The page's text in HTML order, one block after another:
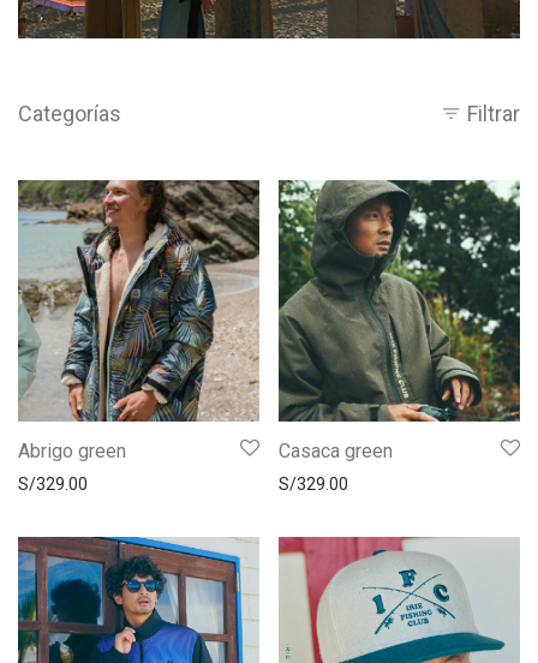
Categorías Filtrar
Abrigo green
S/329.00
Casaca green
S/329.00